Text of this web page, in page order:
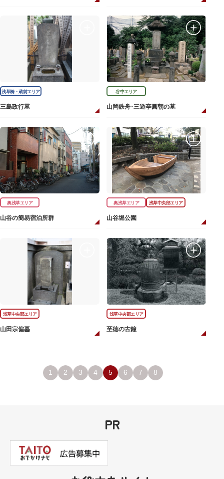
浅草橋・蔵前エリア
三島政行墓
谷中エリア
山岡鉄舟･三遊亭圓朝の墓
奥浅草エリア
山谷の簡易宿泊所群
奥浅草エリア 浅草中央部エリア
山谷堀公園
浅草中央部エリア
山田宗偏墓
浅草中央部エリア
至徳の古鐘
1 2 3 4 5 6 7 8
PR